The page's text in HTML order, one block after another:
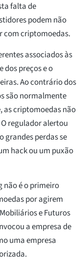
falta de
podem não
com criptomoedas.
associados às
preços e o
Ao contrário dos
são normalmente
as criptomoedas não
regulador alertou
grandes perdas se
hack ou um puxão
não é o primeiro
por agirem
e Futuros
a empresa de
uma empresa